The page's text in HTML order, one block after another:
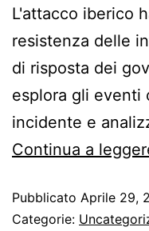
L'attacco iberico
resistenza delle
di risposta dei
esplora gli eventi
incidente e
Continua a
Pubblicato Aprile 29,
Categorie: